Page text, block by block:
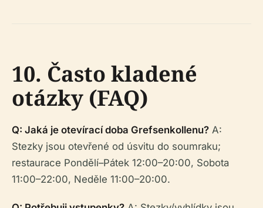
10. Často kladené
otázky (FAQ)
Q: Jaká je otevírací doba Grefsenkollenu? A:
Stezky jsou otevřené od úsvitu do soumraku;
restaurace Pondělí–Pátek 12:00–20:00, Sobota
11:00–22:00, Neděle 11:00–20:00.